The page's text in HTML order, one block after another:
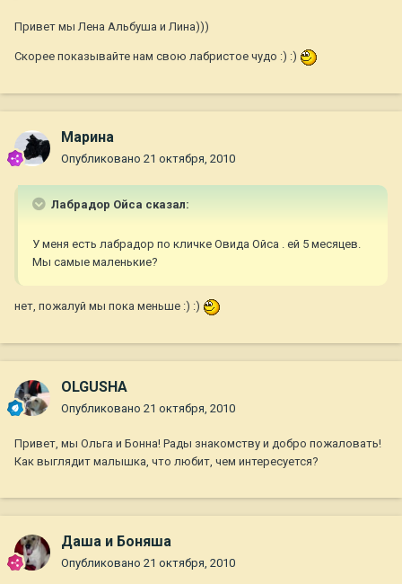
Привет мы Лена Альбуша и Лина)))
Скорее показывайте нам свою лабристое чудо :) :)
Mapина
Опубликовано 21 октября, 2010
Лабрадор Ойса сказал:
У меня есть лабрадор по кличке Овида Ойса . ей 5 месяцев.
Мы самые маленькие?
нет, пожалуй мы пока меньше :) :)
OLGUSHA
Опубликовано 21 октября, 2010
Привет, мы Ольга и Бонна! Рады знакомству и добро пожаловать!
Как выглядит малышка, что любит, чем интересуется?
Даша и Боняша
Опубликовано 21 октября, 2010